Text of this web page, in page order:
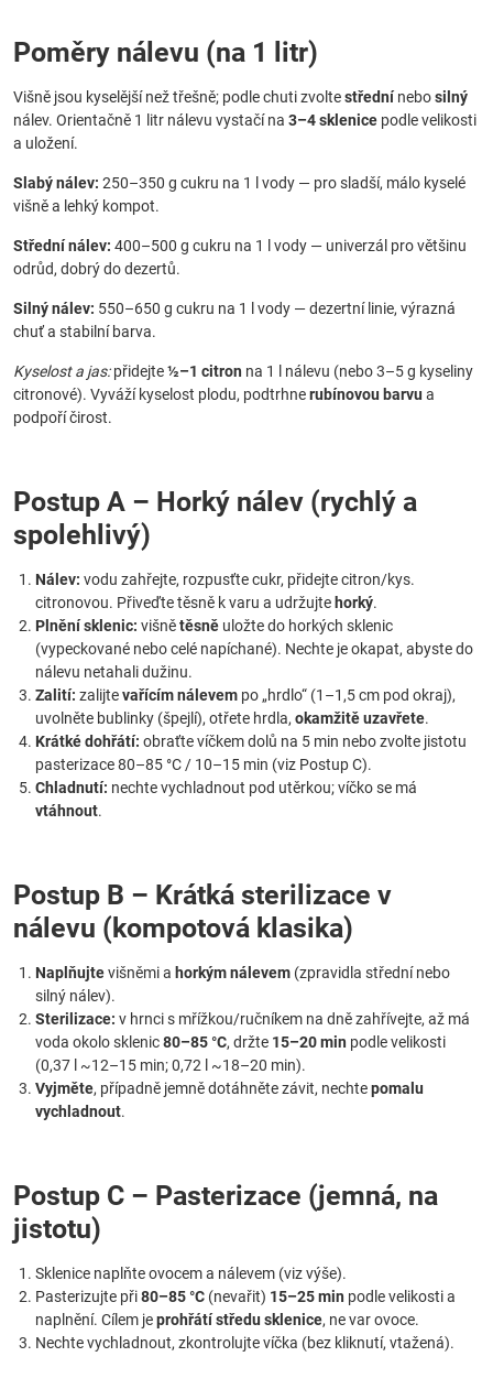
Poměry nálevu (na 1 litr)
Višně jsou kyselější než třešně; podle chuti zvoltestřednínebosilný
nálev. Orientačně 1 litr nálevu vystačí na 3–4 sklenice podle velikosti
a uložení.
Slabý nálev: 250–350 g cukru na 1 l vody — pro sladší, málo kyselé
višně a lehký kompot.
Střední nálev: 400–500 g cukru na 1 l vody — univerzál pro většinu
odrůd, dobrý do dezertů.
Silný nálev: 550–650 g cukru na 1 l vody — dezertní linie, výrazná
chuť a stabilní barva.
Kyselost a jas:přidejte½–1 citron na 1 l nálevu (nebo 3–5 g kyseliny
citronové). Vyváží kyselost plodu, podtrhnerubínovou barvu a
podpoří čirost.
Postup A – Horký nálev (rychlý a
spolehlivý)
Nálev: vodu zahřejte, rozpusťte cukr, přidejte citron/kys.
citronovou. Přiveďte těsně k varu a udržujte horký.
Plnění sklenic: višnětěsně uložte do horkých sklenic
(vypeckované nebo celé napíchané). Nechte je okapat, abyste do
nálevu netahali dužinu.
Zalití: zalijtevařícím nálevem po „hrdlo“ (1–1,5 cm pod okraj),
uvolněte bublinky (špejlí), otřete hrdla, okamžitě uzavřete.
Krátké dohřátí: obraťte víčkem dolů na 5 min nebo zvolte jistotu
pasterizace 80–85 °C / 10–15 min (viz Postup C).
Chladnutí: nechte vychladnout pod utěrkou; víčko se má
vtáhnout.
Postup B – Krátká sterilizace v
nálevu (kompotová klasika)
Naplňujtevišněmi a horkým nálevem (zpravidla střední nebo
silný nálev).
Sterilizace: v hrnci s mřížkou/ručníkem na dně zahřívejte, až má
voda okolo sklenic80–85 °C, držte 15–20 min podle velikosti
(0,37 l ~12–15 min; 0,72 l ~18–20 min).
Vyjměte, případně jemně dotáhněte závit, nechtepomalu
vychladnout.
Postup C – Pasterizace (jemná, na
jistotu)
Sklenice naplňte ovocem a nálevem (viz výše).
Pasterizujte při80–85 °C (nevařit) 15–25 min podle velikosti a
naplnění. Cílem jeprohřátí středu sklenice, ne var ovoce.
Nechte vychladnout, zkontrolujte víčka (bez kliknutí, vtažená).